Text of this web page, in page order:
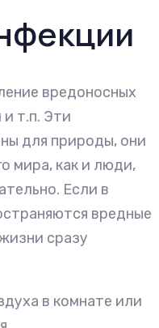
вредоносных
и т.п. Эти
для природы, они
мира, как и люди,
Если в
вредные
сразу
в комнате или